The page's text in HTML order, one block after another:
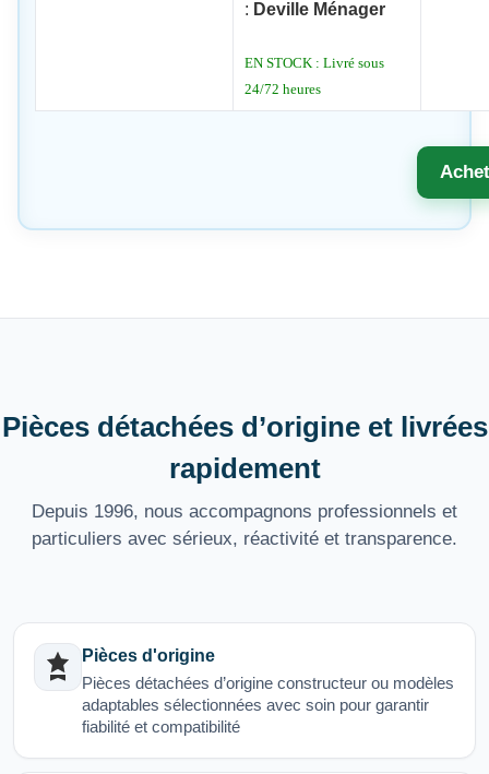
: Deville Ménager
EN STOCK : Livré sous
24/72 heures
Pièces détachées d’origine et livrées
rapidement
Depuis 1996, nous accompagnons professionnels et
particuliers avec sérieux, réactivité et transparence.
Pièces d'origine
Pièces détachées d’origine constructeur ou modèles
adaptables sélectionnées avec soin pour garantir
fiabilité et compatibilité